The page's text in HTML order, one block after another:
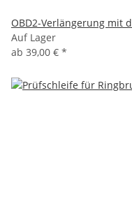
OBD2-Verlängerung mit
Auf Lager
ab 39,00 € *